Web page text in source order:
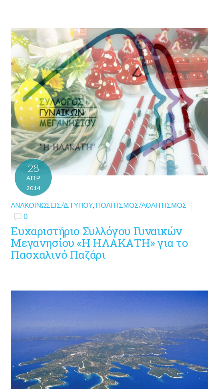
28
ΑΠΡ
2014
ΑΝΑΚΟΙΝΏΣΕΙΣ/Δ.ΤΎΠΟΥ, ΠΟΛΙΤΙΣΜΌΣ/ΑΘΛΗΤΙΣΜΌΣ
0
Ευχαριστήριο Συλλόγου Γυναικών
Μεγανησίου «Η ΗΛΑΚΑΤΗ» για το
Πασχαλινό Παζάρι